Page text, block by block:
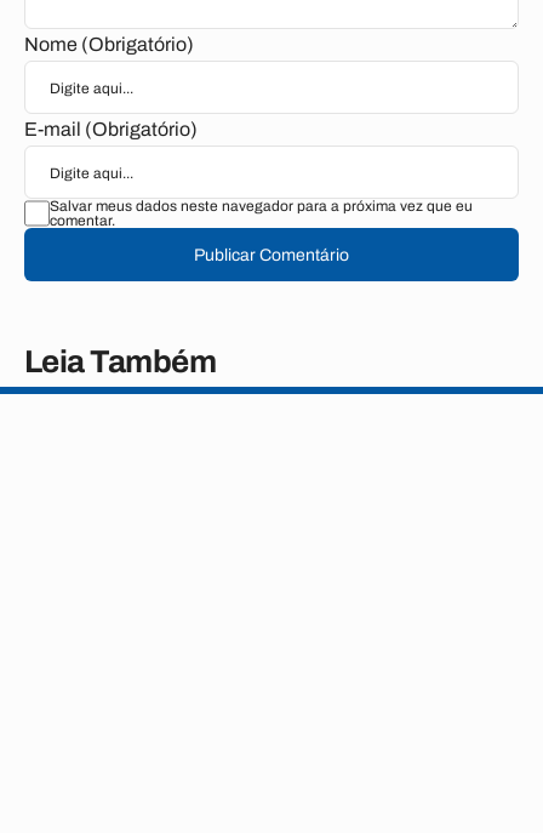
Nome (Obrigatório)
E-mail (Obrigatório)
Salvar meus dados neste navegador para a próxima vez que eu
comentar.
Publicar Comentário
Leia Também